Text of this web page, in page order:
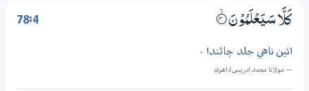
78:4 كَلَّا سَيَعْلَمُوْنَ 4‏۝ۙ
ائين ناهي جلد ڄاڻندا .
— مولانا محمد ادريس ڏاھري